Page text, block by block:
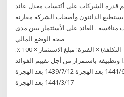
على الاستثمار عل 1. يقيم قدرة الشركات على أكتساب معدل عائد
الدائنون وأصحاب الشركة مقارنة
منافسه . العائد على الأسثتمار يبين مدى
صحة الوضع المالي
العائد على الاستثمار = (الدخل - التكلفة) × الفترة: مبلغ الاستثمار × 100 ٪.
باستمرار من أجل تقييم الفوائد
الحقيقية بموضوعية. 10‏‏/6‏‏/1441 بعد الهجرة 12‏‏/7‏‏/1439 بعد الهجرة
17‏‏/3‏‏/1441 بعد الهجرة